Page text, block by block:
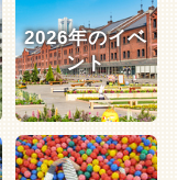
2026年のイベ
ント